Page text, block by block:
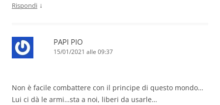
Rispondi ↓
PAPI PIO
15/01/2021 alle 09:37
Non è facile combattere con il principe di questo mondo…
Lui ci dà le armi…sta a noi, liberi da usarle…